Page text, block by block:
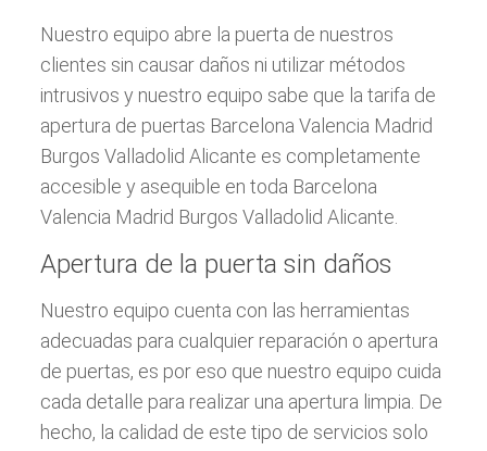
Nuestro equipo abre la puerta de nuestros
clientes sin causar daños ni utilizar métodos
intrusivos y nuestro equipo sabe que la tarifa de
apertura de puertas Barcelona Valencia Madrid
Burgos Valladolid Alicante es completamente
accesible y asequible en toda Barcelona
Valencia Madrid Burgos Valladolid Alicante.
Apertura de la puerta sin daños
Nuestro equipo cuenta con las herramientas
adecuadas para cualquier reparación o apertura
de puertas, es por eso que nuestro equipo cuida
cada detalle para realizar una apertura limpia. De
hecho, la calidad de este tipo de servicios solo